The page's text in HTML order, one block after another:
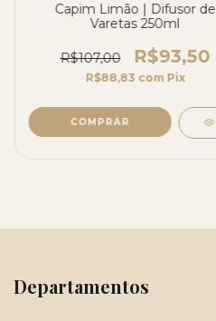
Capim Limão | Difusor de
Varetas 250ml
R$107,00 R$93,50
R$88,83 com Pix
Departamentos